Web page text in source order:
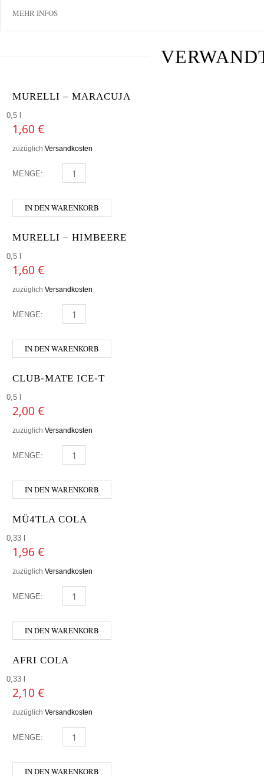
MEHR INFOS
MURELLI – MARACUJA
0,5 l
1,60 €
zuzüglich Versandkosten
MENGE: MURELLI - MARACUJA MENGE
IN DEN WARENKORB
MURELLI – HIMBEERE
0,5 l
1,60 €
zuzüglich Versandkosten
MENGE: MURELLI - HIMBEERE MENGE
IN DEN WARENKORB
CLUB-MATE ICE-T
0,5 l
2,00 €
zuzüglich Versandkosten
MENGE: CLUB-MATE ICE-T MENGE
IN DEN WARENKORB
MÜ4TLA COLA
0,33 l
1,96 €
zuzüglich Versandkosten
MENGE: MÜ4TLA COLA MENGE
IN DEN WARENKORB
AFRI COLA
0,33 l
2,10 €
zuzüglich Versandkosten
MENGE: AFRI COLA MENGE
IN DEN WARENKORB